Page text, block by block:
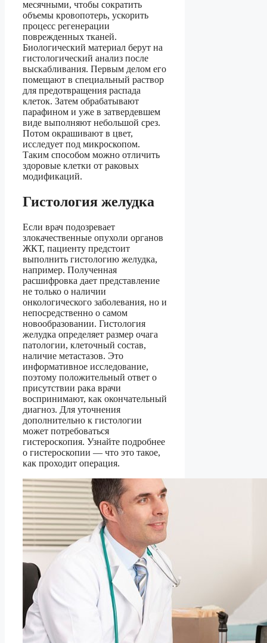
месячными, чтобы сократить
объемы кровопотерь, ускорить
процесс регенерации
поврежденных тканей.
Биологический материал берут на
гистологический анализ после
выскабливания. Первым делом его
помещают в специальный раствор
для предотвращения распада
клеток. Затем обрабатывают
парафином и уже в затвердевшем
виде выполняют небольшой срез.
Потом окрашивают в цвет,
исследует под микроскопом.
Таким способом можно отличить
здоровые клетки от раковых
модификаций.
Гистология желудка
Если врач подозревает
злокачественные опухоли органов
ЖКТ, пациенту предстоит
выполнить гистологию желудка,
например. Полученная
расшифровка дает представление
не только о наличии
онкологического заболевания, но и
непосредственно о самом
новообразовании. Гистология
желудка определяет размер очага
патологии, клеточный состав,
наличие метастазов. Это
информативное исследование,
поэтому положительный ответ о
присутствии рака врачи
воспринимают, как окончательный
диагноз. Для уточнения
дополнительно к гистологии
может потребоваться
гистероскопия. Узнайте подробнее
о гистероскопии — что это такое,
как проходит операция.